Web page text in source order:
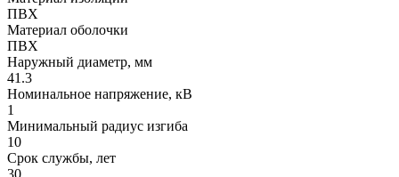
ПВХ
Материал оболочки
ПВХ
Наружный диаметр, мм
41.3
Номинальное напряжение, кВ
1
Минимальный радиус изгиба
10
Срок службы, лет
30